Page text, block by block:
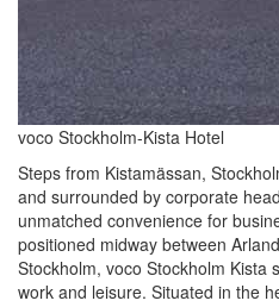
voco Stockholm-Kista Hotel
Steps from Kistamässan,
and surrounded by corporate
unmatched convenience for
positioned midway between
Stockholm, voco Stockholm Kista
work and leisure. Situated in the